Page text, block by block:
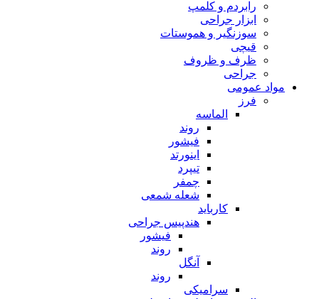
رابردم و کلمپ
ابزار جراحی
سوزنگیر و هموستات
قیچی
ظرف و ظروف
جراحی
مواد عمومی
فرز
الماسه
روند
فیشور
اینورتد
تیپرد
چمفر
شعله شمعی
کارباید
هندپیس جراحی
فیشور
روند
آنگل
روند
سرامیکی